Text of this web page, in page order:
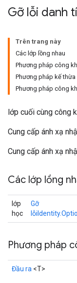
Gỡ lỗi danh
Trên trang này
Các lớp lồng nhau
Phương pháp công
Phương pháp kế thừa
Phương pháp công
lớp cuối cùng công
Cung cấp ánh xạ
Cung cấp ánh xạ
Các lớp lồng
lớp
học
Gỡ
Phương pháp
Đầu ra <T>